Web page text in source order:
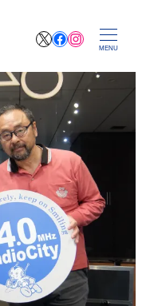
XFacebook
MENU